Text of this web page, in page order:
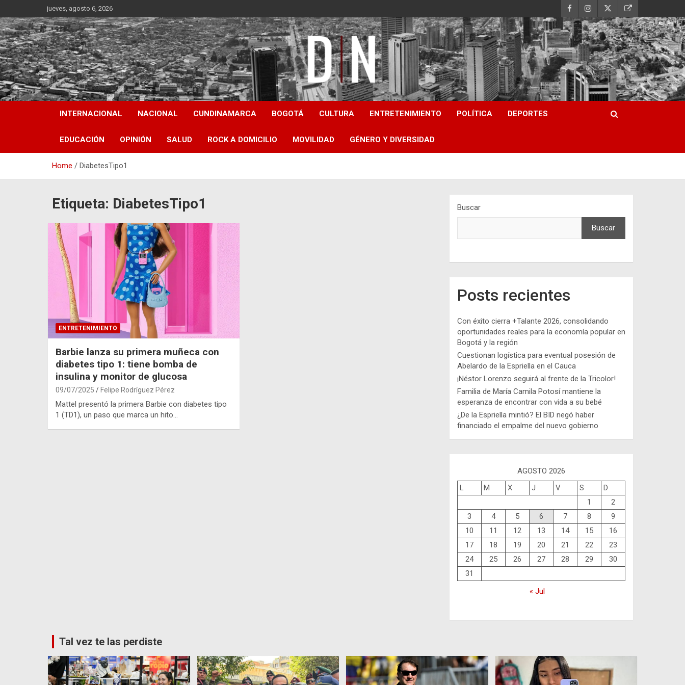
to
content
jueves, agosto 6, 2026
Diámetro Noticias
INTERNACIONAL NACIONAL CUNDINAMARCA BOGOTÁ CULTURA ENTRETENIMIENTO POLÍTICA DEPORTES
EDUCACIÓN OPINIÓN SALUD ROCK A DOMICILIO MOVILIDAD GÉNERO Y DIVERSIDAD
Home DiabetesTipo1
Etiqueta: DiabetesTipo1
ENTRETENIMIENTO
Barbie lanza su primera muñeca con
diabetes tipo 1: tiene bomba de
insulina y monitor de glucosa
09/07/2025 Felipe Rodríguez Pérez
Mattel presentó la primera Barbie con diabetes tipo
1 (TD1), un paso que marca un hito…
Buscar
Buscar
Posts recientes
Con éxito cierra +Talante 2026, consolidando
oportunidades reales para la economía popular en
Bogotá y la región
Cuestionan logística para eventual posesión de
Abelardo de la Espriella en el Cauca
¡Néstor Lorenzo seguirá al frente de la Tricolor!
Familia de María Camila Potosí mantiene la
esperanza de encontrar con vida a su bebé
¿De la Espriella mintió? El BID negó haber
financiado el empalme del nuevo gobierno
AGOSTO 2026
L
M X J V S
D
1
2
3
4 5 6 7 8
9
10
11 12 13 14 15
16
17
18 19 20 21 22
23
24
25 26 27 28 29
30
31
« Jul
Tal vez te las perdiste